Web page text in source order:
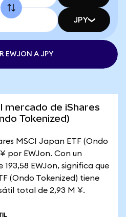
JPY
EWJON A JPY
mercado de iShares
Tokenized)
MSCI Japan ETF (Ondo
¥ por EWJon. Con un
EWJon, significa que
(Ondo Tokenized) tiene
total de 2,93 M ¥.